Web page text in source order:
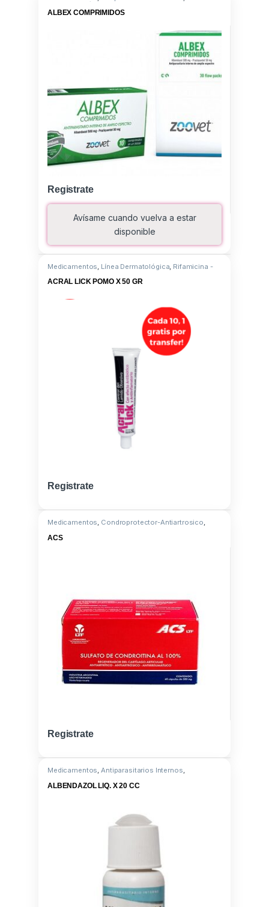
Albendazole/Praziquantel
ALBEX COMPRIMIDOS
Registrate
Avísame cuando vuelva a estar
disponible
Medicamentos Línea Dermatológica Rifamicina -
Hidrocortisona
ACRAL LICK POMO X 50 GR
Registrate
Medicamentos, Condroprotector-Antiartrosico,
ACS
Registrate
Medicamentos,Antiparasitarios Internos,
ALBENDAZOL LIQ. X 20 CC